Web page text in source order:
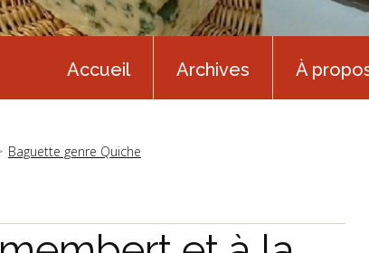
Accueil Archives À
Baguette genre Quiche